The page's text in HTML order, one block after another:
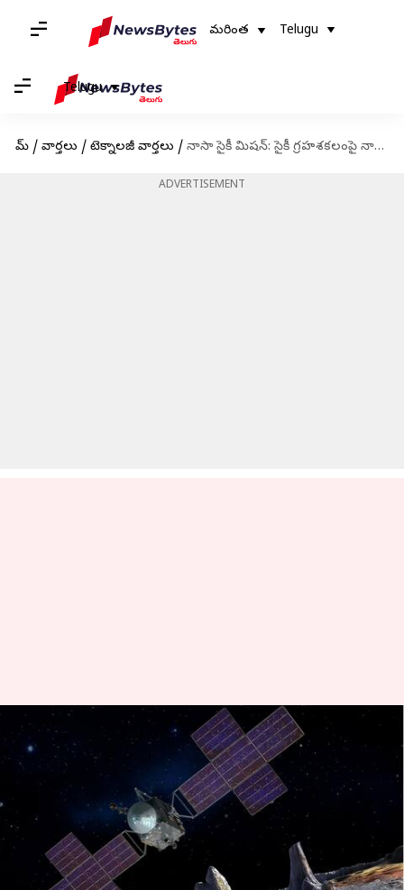
మరింత Telugu
Telugu
హోమ్ / వార్తలు / టెక్నాలజీ వార్తలు / నాసా సైకీ మిషన్: సైకీ గ్రహశకలంపై నాసా ప్రయోగిస్తున్న కొత్త మిషన్.. తెలుసుకోవాల్సిన విషయాలు
ADVERTISEMENT
నాసా సైకీ మిషన్: సైకీ గ్రహశకలంపై నాసా
ప్రయోగిస్తున్న కొత్త మిషన్..
తెలుసుకోవాల్సిన విషయాలు
వ్రాసిన వారు Sriram Pranateja Oct 10, 2023 02:15 pm
ఈ వార్తాకథనం ఏంటి